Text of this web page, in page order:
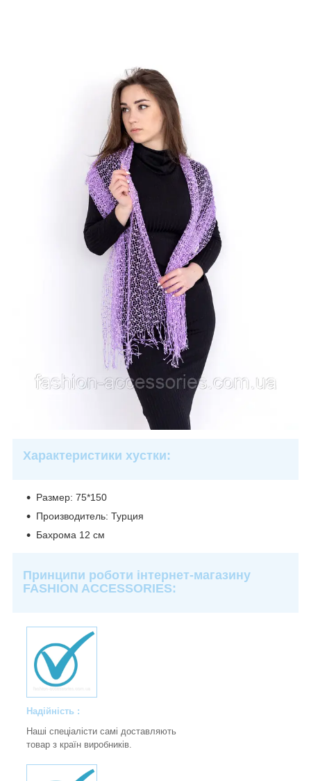
Характеристики хустки:
Размер: 75*150
Производитель: Турция
Бахрома 12 см
Принципи роботи інтернет-магазину
FASHION ACCESSORIES:
Надійність :
Наші спеціалісти самі доставляють
товар з країн виробників.